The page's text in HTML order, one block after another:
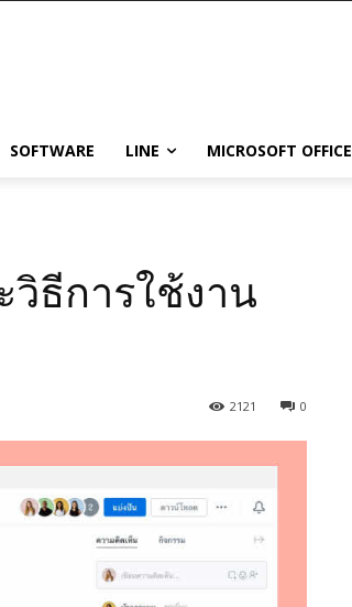
SOFTWARE LINE MICROSOFT OFFICE
วิธีการใช้งาน
0
2121